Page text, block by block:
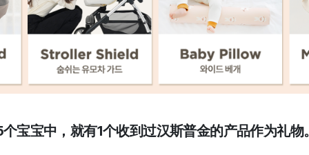
宝宝中，就有1个收到过汉斯普金的产品作为礼